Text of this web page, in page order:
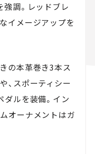
強調。レッドブレ
イメージアップを
の本革巻き3本ス
、スポーティシー
ダルを装備。イン
オーナメントはガ